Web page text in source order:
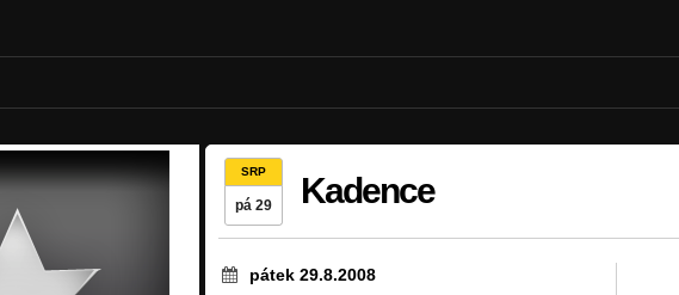
SRP
pá 29 Kadence
pátek 29.8.2008